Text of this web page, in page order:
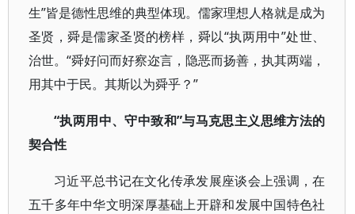
生”皆是德性思维的典型体现。儒家理想人格就是成为
圣贤，舜是儒家圣贤的榜样，舜以“执两用中”处世、
治世。“舜好问而好察迩言，隐恶而扬善，执其两端，
用其中于民。其斯以为舜乎？”
“执两用中、守中致和”与马克思主义思维方法的
契合性
习近平总书记在文化传承发展座谈会上强调，在
五千多年中华文明深厚基础上开辟和发展中国特色社